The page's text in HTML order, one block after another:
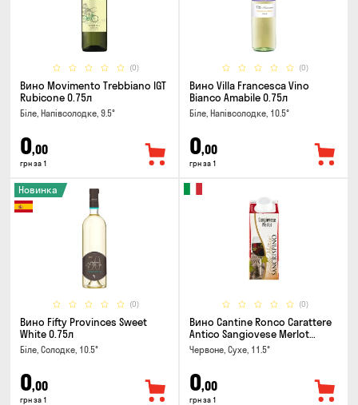
(0)
Вино Movimento Trebbiano IGT
Rubicone 0.75л
Біле, Напівсолодке, 9.5°
0,00
грн за 1
(0)
Вино Villa Francesca Vino
Bianco Amabile 0.75л
Біле, Напівсолодке, 10.5°
0,00
грн за 1
(0)
Новинка
Вино Fifty Provinces Sweet
White 0.75л
Біле, Солодке, 10.5°
0,00
грн за 1
(0)
Вино Cantine Ronco Carattere
Antico Sangiovese Merlot
Rubicone IGT 0.25л
Червоне, Сухе, 11.5°
0,00
грн за 1